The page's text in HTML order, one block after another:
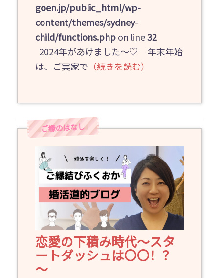
goen.jp/public_html/wp-
content/themes/sydney-
child/functions.phpon line32
2024年があけました～♡ 年末年始
は、ご実家で （続きを読む）
恋愛の下積み時代～スタ
ートダッシュは〇〇！？
～